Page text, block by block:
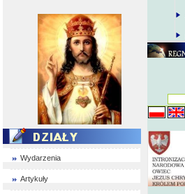
Wydarzenia
Artykuły